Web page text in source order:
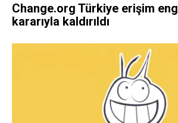
Change.org Türkiye erişim
kararıyla kaldırıldı